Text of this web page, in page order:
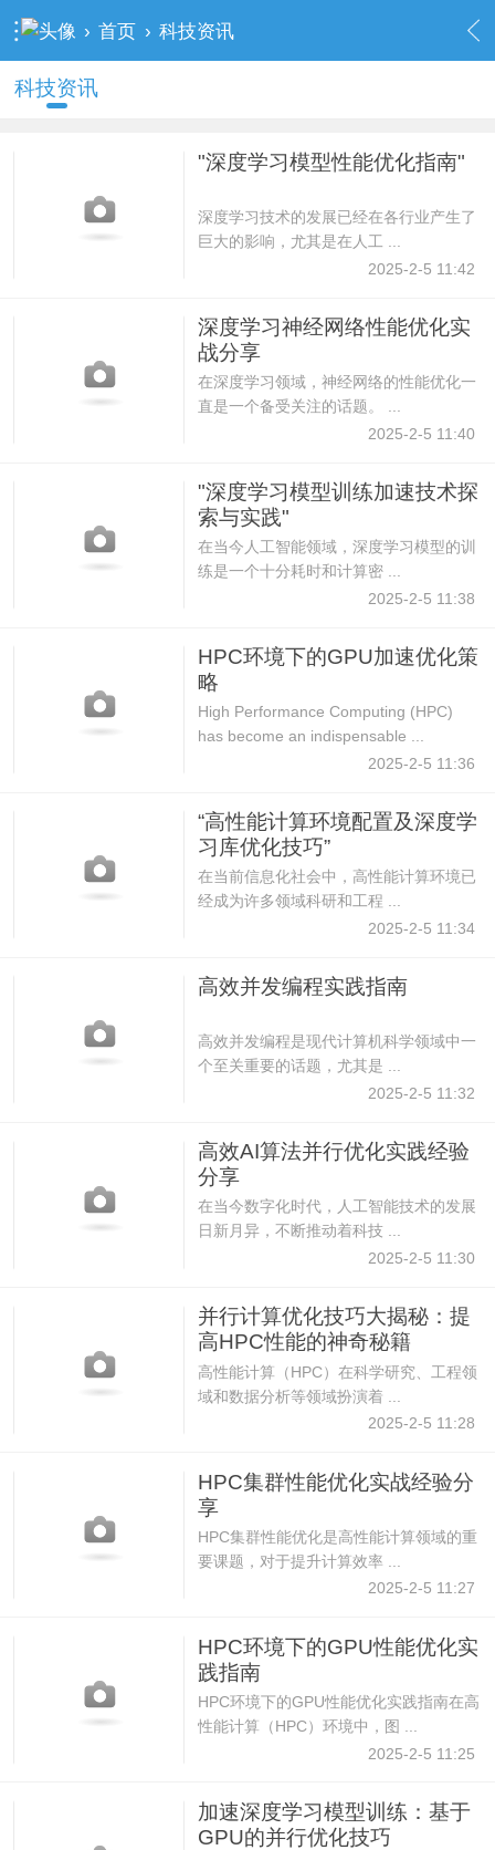
› 首页 › 科技资讯
科技资讯
"深度学习模型性能优化指南"
深度学习技术的发展已经在各行业产生了
巨大的影响，尤其是在人工 ...
2025-2-5 11:42
深度学习神经网络性能优化实
战分享
在深度学习领域，神经网络的性能优化一
直是一个备受关注的话题。 ...
2025-2-5 11:40
"深度学习模型训练加速技术探
索与实践"
在当今人工智能领域，深度学习模型的训
练是一个十分耗时和计算密 ...
2025-2-5 11:38
HPC环境下的GPU加速优化策
略
High Performance Computing (HPC)
has become an indispensable ...
2025-2-5 11:36
“高性能计算环境配置及深度学
习库优化技巧”
在当前信息化社会中，高性能计算环境已
经成为许多领域科研和工程 ...
2025-2-5 11:34
高效并发编程实践指南
高效并发编程是现代计算机科学领域中一
个至关重要的话题，尤其是 ...
2025-2-5 11:32
高效AI算法并行优化实践经验
分享
在当今数字化时代，人工智能技术的发展
日新月异，不断推动着科技 ...
2025-2-5 11:30
并行计算优化技巧大揭秘：提
高HPC性能的神奇秘籍
高性能计算（HPC）在科学研究、工程领
域和数据分析等领域扮演着 ...
2025-2-5 11:28
HPC集群性能优化实战经验分
享
HPC集群性能优化是高性能计算领域的重
要课题，对于提升计算效率 ...
2025-2-5 11:27
HPC环境下的GPU性能优化实
践指南
HPC环境下的GPU性能优化实践指南在高
性能计算（HPC）环境中，图 ...
2025-2-5 11:25
加速深度学习模型训练：基于
GPU的并行优化技巧